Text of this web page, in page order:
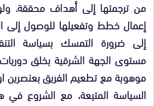
من ترجمتها إلى أهداف محققة.
إعمال خطط وتفعيلها للوصول إلى
إلى ضرورة التمسك بسياسة
مستوى الجهة الشرقية بخلق
موهوبة مع تطعيم الفريق بعنصرين او
السياسة المتبعة، مع الشروع في